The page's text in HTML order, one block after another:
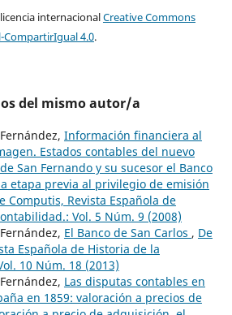
internacionalCreative Commons
4.0.
del mismo autor/a
Información financiera al
Estados contables del nuevo
San Fernando y su sucesor el Banco
etapa previa al privilegio de emisión
Computis, Revista Española de
Vol. 5 Núm. 9 (2008)
El Banco de San Carlos , De
Española de Historia de la
10 Núm. 18 (2013)
Las disputas contables en
en 1859: valoración a precios de